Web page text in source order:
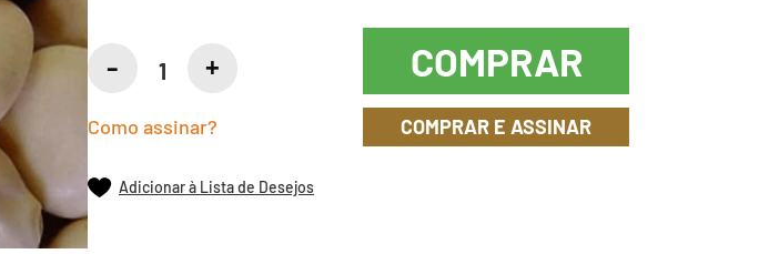
COMPRAR
Como assinar? COMPRAR E ASSINAR
Adicionar à Lista de Desejos